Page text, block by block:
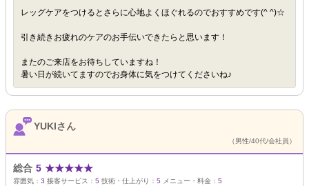
レッグケアをつけるとさらに心地よくほぐれるのでおすすめです(^ ^)☆
引き続きお疲れのケアのお手伝いできたらと思います！
またのご来店をお待ちしていますね！
暑い日が続いてますのでお身体に気をつけてくださいね♪
YUKIさん
（男性/40代/会社員）
総合 5 ★★★★★
雰囲気： 3 接客サービス： 5 技術・仕上がり： 5 メニュー・料金： 5